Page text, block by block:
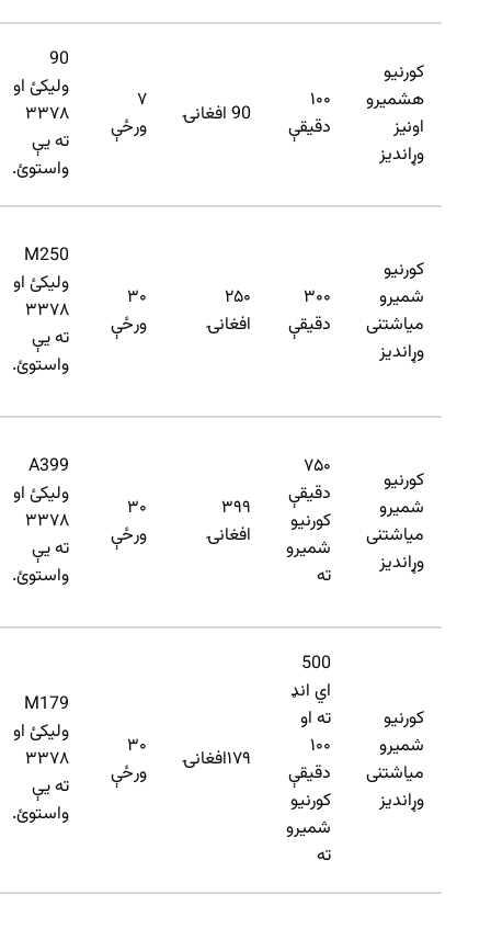
90
ولیکئ او
۳۳۷۸
ته یې
واستوئ.
۷
ورځې
90 افغانۍ
۱۰۰
دقیقې
کورنیو
هشمیرو
اونیز
وړاندیز
M250
ولیکئ او
۳۳۷۸
ته یې
واستوئ.
۳۰
ورځې
۲۵۰
افغانۍ
۳۰۰
دقیقې
کورنیو
شمیرو
میاشتنی
وړاندیز
A399
ولیکئ او
۳۳۷۸
ته یې
واستوئ.
۳۰
ورځې
۳۹۹
افغانۍ
دقیقې
کورنیو
شمیرو
ته
کورنیو
شمیرو
میاشتنی
وړاندیز
M179
ولیکئ او
۳۳۷۸
ته یې
واستوئ.
۳۰
ورځې
۱۷۹افغانۍ
500
اي انډ
ته او
۱۰۰
دقیقې
کورنیو
شمیرو
ته
کورنیو
شمیرو
میاشتنی
وړاندیز